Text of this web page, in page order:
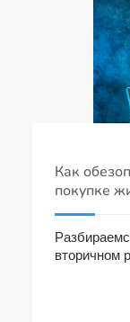
Как
покупке
вторичном